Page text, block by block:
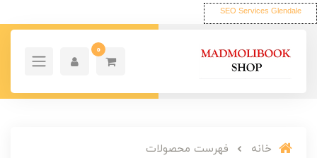
SEO Services Glendale
0
خانه فهرست محصولات